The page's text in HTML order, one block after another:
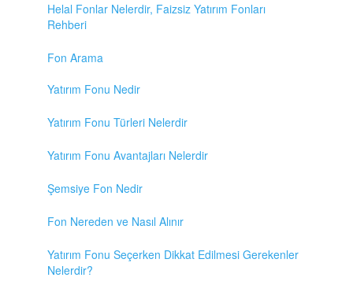
Helal Fonlar Nelerdir, Faizsiz Yatırım Fonları
Rehberi
Fon Arama
Yatırım Fonu Nedir
Yatırım Fonu Türleri Nelerdir
Yatırım Fonu Avantajları Nelerdir
Şemsiye Fon Nedir
Fon Nereden ve Nasıl Alınır
Yatırım Fonu Seçerken Dikkat Edilmesi Gerekenler
Nelerdir?